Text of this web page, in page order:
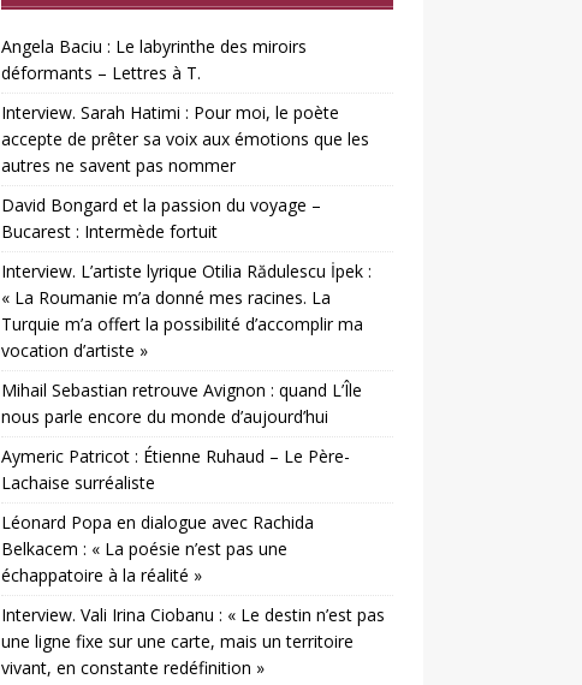
Angela Baciu : Le labyrinthe des miroirs
déformants – Lettres à T.
Interview. Sarah Hatimi : Pour moi, le poète
accepte de prêter sa voix aux émotions que les
autres ne savent pas nommer
David Bongard et la passion du voyage –
Bucarest : Intermède fortuit
Interview. L’artiste lyrique Otilia Rădulescu İpek :
« La Roumanie m’a donné mes racines. La
Turquie m’a offert la possibilité d’accomplir ma
vocation d’artiste »
Mihail Sebastian retrouve Avignon : quand L’Île
nous parle encore du monde d’aujourd’hui
Aymeric Patricot : Étienne Ruhaud – Le Père-
Lachaise surréaliste
Léonard Popa en dialogue avec Rachida
Belkacem : « La poésie n’est pas une
échappatoire à la réalité »
Interview. Vali Irina Ciobanu : « Le destin n’est pas
une ligne fixe sur une carte, mais un territoire
vivant, en constante redéfinition »